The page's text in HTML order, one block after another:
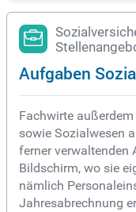
Aufgaben
Fachwirte
sowie Sozialwesen
ferner verwaltenden
Bildschirm, wo sie
nämlich
Jahresabrechnung